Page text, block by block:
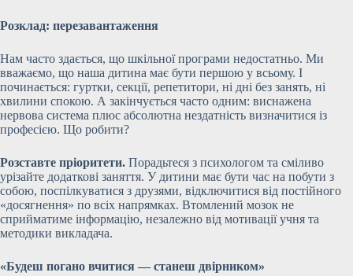
Розклад: перезавантаження
Нам часто здається, що шкільної програми недостатньо. Ми
вважаємо, що наша дитина має бути першою у всьому. І
починається: гуртки, секції, репетитори, ні дні без занять, ні
хвилини спокою. А закінчується часто одним: виснажена
нервова система плюс абсолютна нездатність визначитися із
професією. Що робити?
Розставте пріоритети. Порадьтеся з психологом та сміливо
урізайте додаткові заняття. У дитини має бути час на побути з
собою, поспілкуватися з друзями, відключитися від постійного
«досягнення» по всіх напрямках. Втомлений мозок не
сприйматиме інформацію, незалежно від мотивації учня та
методики викладача.
«Будеш погано вчитися — станеш двірником»